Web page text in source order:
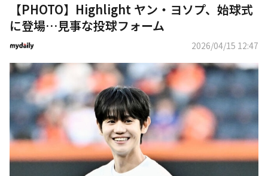
【PHOTO】Highlight ヤン・ヨソプ、始球式
に登場…見事な投球フォーム
2026/04/15 12:47